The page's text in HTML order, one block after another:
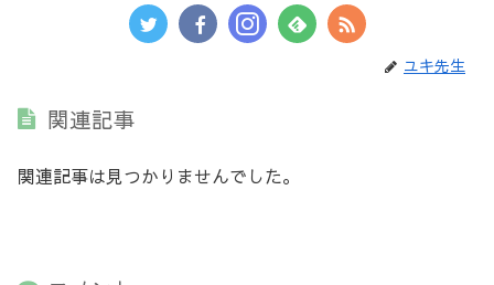
ユキ先生
関連記事
関連記事は見つかりませんでした。